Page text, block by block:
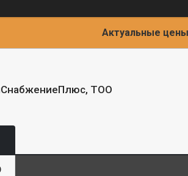
Актуальные
ТОО